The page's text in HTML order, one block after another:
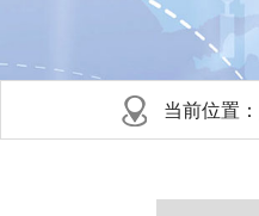
当前位置：